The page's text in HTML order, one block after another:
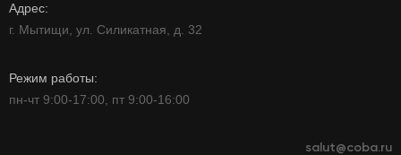
Адрес:
г. Мытищи, ул. Силикатная, д. 32
Режим работы:
пн-чт 9:00-17:00, пт 9:00-16:00
salut@coba.ru